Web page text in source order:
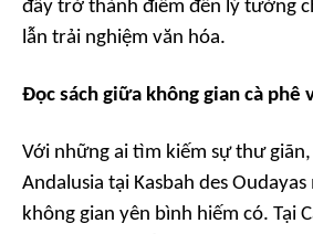
đây trở thành điểm đến lý tưởng
lẫn trải nghiệm văn hóa.
Đọc sách giữa không gian cà phê
Với những ai tìm kiếm sự thư
Andalusia tại Kasbah des
không gian yên bình hiếm có. Tại